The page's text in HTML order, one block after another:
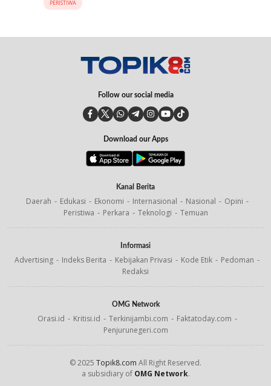
PERISTIWA
Follow our social media
Download our Apps
Kanal Berita
Daerah Edukasi Ekonomi Internasional Nasional
Opini
Peristiwa
Perkara Teknologi Temuan
Informasi
Advertising Indeks Berita Kebijakan Privasi Kode Etik
Pedoman
Redaksi
OMG Network
Orasi.id Kritisi.id Terkinijambi.com
Faktatoday.com
Penjurunegeri.com
© 2025 Topik8.com All Right Reserved.
a subsidiary of OMG Network.